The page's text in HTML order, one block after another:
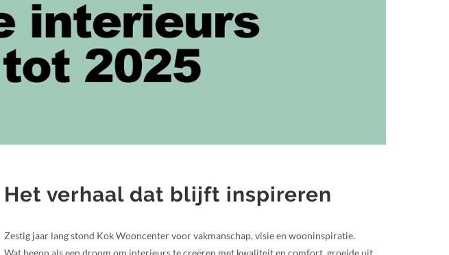
Het verhaal dat blijft inspireren
Zestig jaar lang stond Kok Wooncenter voor vakmanschap, visie en wooninspiratie.
Wat begon als een droom om interieurs te creëren met kwaliteit en comfort, groeide uit